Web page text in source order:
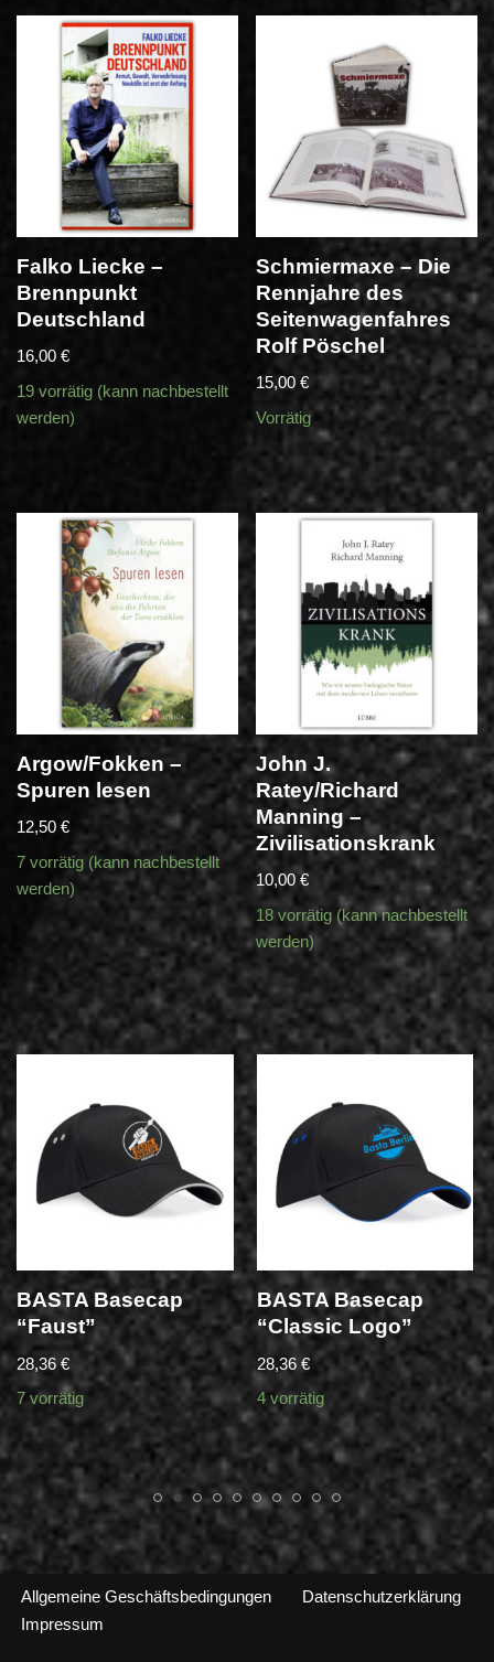
Falko Liecke –
Brennpunkt
Deutschland
16,00 €
19 vorrätig (kann nachbestellt
werden)
Schmiermaxe – Die
Rennjahre des
Seitenwagenfahres
Rolf Pöschel
15,00€
Vorrätig
Argow/Fokken –
Spuren lesen
12,50 €
7 vorrätig (kann nachbestellt
werden)
John J.
Ratey/Richard
Manning –
Zivilisationskrank
10,00€
18 vorrätig (kann nachbestellt
werden)
BASTA Basecap
“Faust”
28,36 €
7 vorrätig
BASTA Basecap
“Classic Logo”
28,36 €
4 vorrätig
Allgemeine Geschäftsbedingungen
Datenschutzerklärung
Impressum